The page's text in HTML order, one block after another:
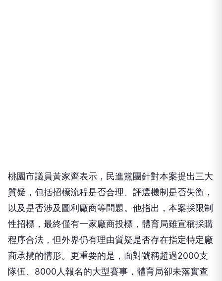
桃園市議員黃家齊表示，民進黨團針對本案提出三大
質疑，包括招標流程是否合理、評選機制是否失衡，
以及是否涉及圖利廠商等問題。他指出，本案採限制
性招標，最終僅有一家廠商投標，體育局雖宣稱採購
程序合法，但外界仍有理由質疑是否存在指定特定廠
商承攬的情形。更重要的是，面對號稱超過2000支
隊伍、8000人報名的大型賽事，體育局卻未落實查